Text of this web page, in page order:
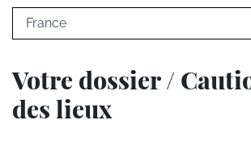
Votre dossier /
des lieux